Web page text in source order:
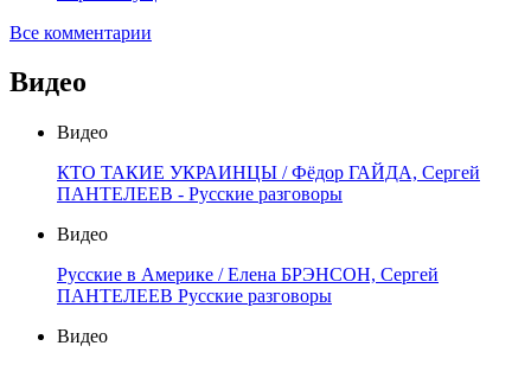
Все комментарии
Видео
Видео
КТО ТАКИЕ УКРАИНЦЫ / Фёдор ГАЙДА, Сергей
ПАНТЕЛЕЕВ - Русские разговоры
Видео
Русские в Америке / Елена БРЭНСОН, Сергей
ПАНТЕЛЕЕВ Русские разговоры
Видео